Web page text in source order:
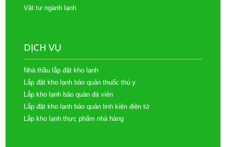
Vật tư ngành lạnh
DỊCH VỤ
Nhà thầu lắp đặt kho lạnh
Lắp đặt kho lạnh bảo quản thuốc thú y
Lắp kho lạnh bảo quản đá viên
Lắp đặt kho lạnh bảo quản linh kiện điện tử
Lắp kho lạnh thực phẩm nhà hàng